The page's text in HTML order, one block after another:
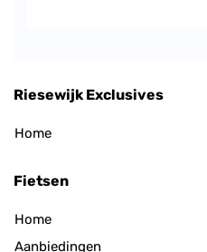
Riesewijk Exclusives
Home
Fietsen
Home
Aanbiedingen